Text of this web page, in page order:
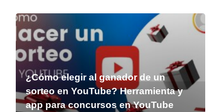
¿Cómo elegir al ganador de un
sorteo en YouTube? Herramienta y
app para concursos en YouTube